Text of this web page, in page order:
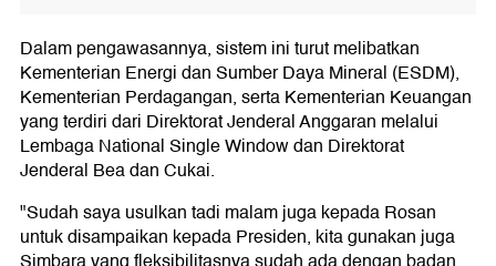
Dalam pengawasannya, sistem ini turut melibatkan
Kementerian Energi dan Sumber Daya Mineral (ESDM),
Kementerian Perdagangan, serta Kementerian Keuangan
yang terdiri dari Direktorat Jenderal Anggaran melalui
Lembaga National Single Window dan Direktorat
Jenderal Bea dan Cukai.
"Sudah saya usulkan tadi malam juga kepada Rosan
untuk disampaikan kepada Presiden, kita gunakan juga